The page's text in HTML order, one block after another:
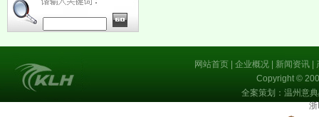
网站首页 企业概况 新闻资讯
Copyright ©
全案策划：温州意